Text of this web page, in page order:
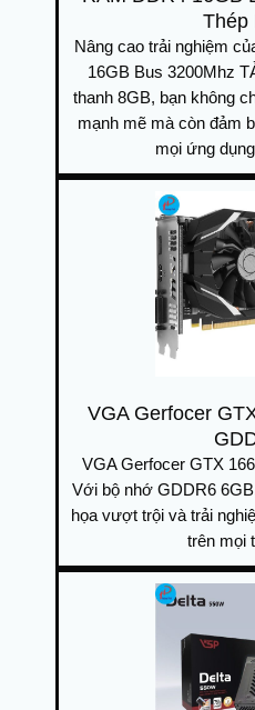
Thép
Nâng cao trải nghiệm
16GB Bus 3200Mhz
thanh 8GB, bạn không
mạnh mẽ mà còn đảm
mọi ứng
VGA Gerfocer
VGA Gerfocer GTX
Với bộ nhớ GDDR6
họa vượt trội và trải
trên mọi